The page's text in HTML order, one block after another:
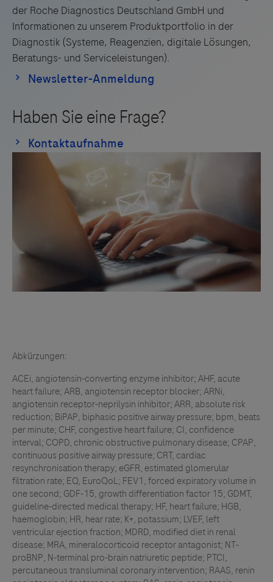
eine chronische HI-Studie oder Teilnahme an einer
Prüfpräparat- oder -Medizinprodukt-Studie
innerhalb von 30 Tagen vor Screening
Die Entlassung infolge der Hospitalisierung nach
akuter HI erfolgt voraussichtlich > 14 Tage nach der
Die Randomisierung muss innerhalb von 12 Tagen
nach der Aufnahme und innerhalb von 2 Tagen vor
der erwarteten Entlassung erfolgen
Unzureichendes Vermögen/Fähigkeit, alle
Studienanforderungen, aufgrund schwerwiegender
Komorbiditäten, sozialer oder finanzieller Probleme
oder einer Vorgeschichte der Nichteinhaltung
medizinischer Behandlungsschemata (die die
Fähigkeit des Patienten beeinträchtigen könnte, die
Protokoll Anweisungen oder
Nachbeobachtungsprozesse zu verstehen und/oder
einzuhalten) zu erfüllen
der Roche Diagnostics Deutschland GmbH und
Informationen zu unserem Produktportfolio in der
Diagnostik (Systeme, Reagenzien, digitale Lösungen,
Beratungs- und Serviceleistungen).
Abkürzungen:
ACEi, angiotensin-converting enzyme inhibitor; AHF, acute
heart failure; ARB, angiotensin receptor blocker; ARNi,
angiotensin receptor-neprilysin inhibitor; ARR, absolute risk
reduction; BiPAP, biphasic positive airway pressure; bpm, beats
per minute; CHF, congestive heart failure; CI, confidence
interval; COPD, chronic obstructive pulmonary disease; CPAP,
continuous positive airway pressure; CRT, cardiac
resynchronisation therapy; eGFR, estimated glomerular
filtration rate; EQ, EuroQoL; FEV1, forced expiratory volume in
one second; GDF-15, growth differentiation factor 15; GDMT,
guideline-directed medical therapy; HF, heart failure; HGB,
haemoglobin; HR, hear rate; K+, potassium; LVEF, left
ventricular ejection fraction; MDRD, modified diet in renal
disease; MRA, mineralocorticoid receptor antagonist; NT-
proBNP, N-terminal pro-brain natriuretic peptide; PTCI,
percutaneous transluminal coronary intervention; RAAS, renin